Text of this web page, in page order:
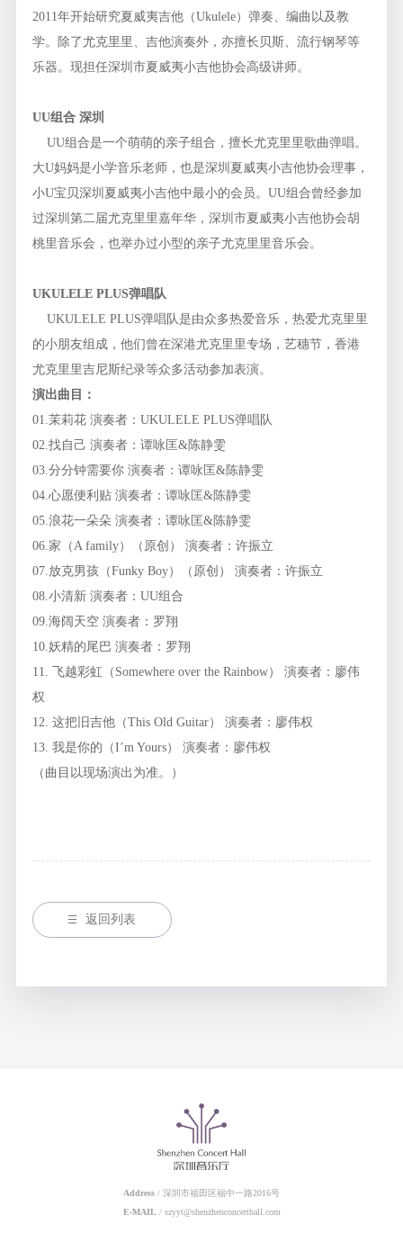
2011年开始研究夏威夷吉他（Ukulele）弹奏、编曲以及教
学。除了尤克里里、吉他演奏外，亦擅长贝斯、流行钢琴等
乐器。现担任深圳市夏威夷小吉他协会高级讲师。
UU组合 深圳
UU组合是一个萌萌的亲子组合，擅长尤克里里歌曲弹唱。
大U妈妈是小学音乐老师，也是深圳夏威夷小吉他协会理事，
小U宝贝深圳夏威夷小吉他中最小的会员。UU组合曾经参加
过深圳第二届尤克里里嘉年华，深圳市夏威夷小吉他协会胡
桃里音乐会，也举办过小型的亲子尤克里里音乐会。
UKULELE PLUS弹唱队
UKULELE PLUS弹唱队是由众多热爱音乐，热爱尤克里里
的小朋友组成，他们曾在深港尤克里里专场，艺穗节，香港
尤克里里吉尼斯纪录等众多活动参加表演。
演出曲目：
01.茉莉花 演奏者：UKULELE PLUS弹唱队
02.找自己 演奏者：谭咏匡&陈静雯
03.分分钟需要你 演奏者：谭咏匡&陈静雯
04.心愿便利贴 演奏者：谭咏匡&陈静雯
05.浪花一朵朵 演奏者：谭咏匡&陈静雯
06.家（A family）（原创） 演奏者：许振立
07.放克男孩（Funky Boy）（原创） 演奏者：许振立
08.小清新 演奏者：UU组合
09.海阔天空 演奏者：罗翔
10.妖精的尾巴 演奏者：罗翔
11. 飞越彩虹（Somewhere over the Rainbow） 演奏者：廖伟
权
12. 这把旧吉他（This Old Guitar） 演奏者：廖伟权
13. 我是你的（I’m Yours） 演奏者：廖伟权
（曲目以现场演出为准。）
返回列表
Address / 深圳市福田区福中一路2016号
E-MAIL / szyyt@shenzhenconcerthall.com